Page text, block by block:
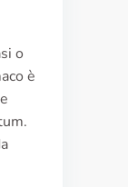
o
è